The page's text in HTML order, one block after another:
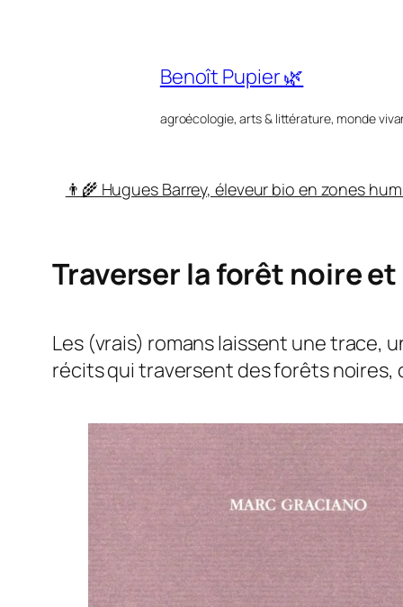
Benoît Pupier 🌿
agroécologie, arts & littérature, monde
👨‍🌾 Hugues Barrey, éleveur bio en zones
Traverser la forêt noire
Les (vrais) romans laissent une trace,
récits qui traversent des forêts noires,